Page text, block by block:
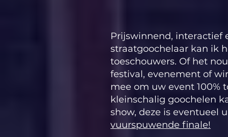
Prijswinnend, interactief
straatgoochelaar kan ik
toeschouwers. Of het
festival, evenement of
mee om uw event 100%
kleinschalig goochelen
show, deze is eventueel
vuurspuwende finale!